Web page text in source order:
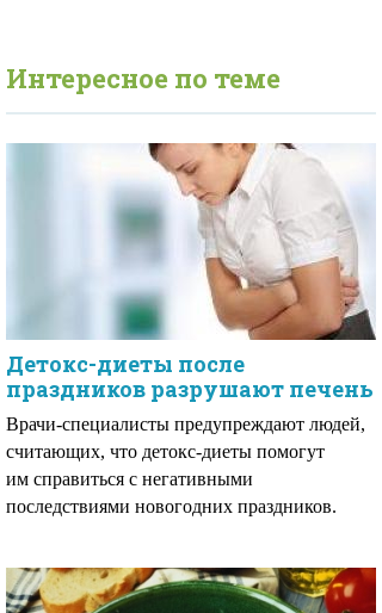
Интересное по теме
Детокс-диеты после
праздников разрушают печень
Врачи-специалисты предупреждают людей,
считающих, что детокс-диеты помогут
им справиться с негативными
последствиями новогодних праздников.